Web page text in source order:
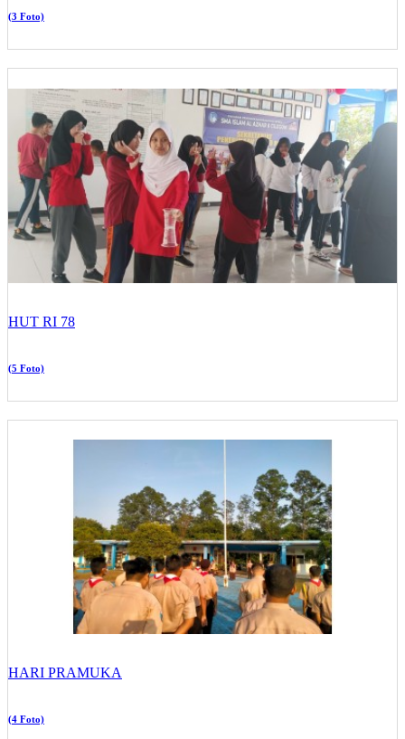
(3 Foto)
HUT RI 78
(5 Foto)
HARI PRAMUKA
(4 Foto)